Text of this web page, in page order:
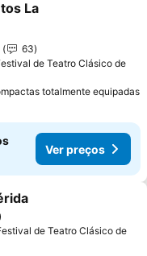
aos favoritos
La
63
de Teatro Clásico de
totalmente equipadas
Ver preços
aos favoritos
de Teatro Clásico de